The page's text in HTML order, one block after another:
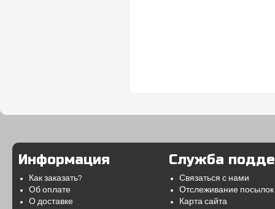
Информация
Как заказать?
Об оплате
О доставке
Служба
Связаться с нами
Отслеживание посылок
Карта сайта